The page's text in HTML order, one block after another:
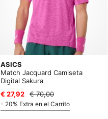
ASICS
Match Jacquard Camiseta
Digital Sakura
€ 27,92
€ 70,00
- 20% Extra en el Carrito